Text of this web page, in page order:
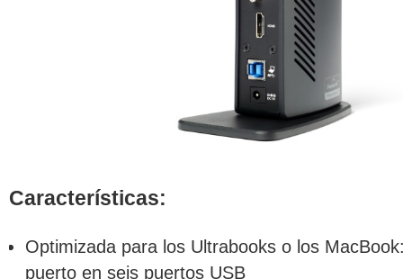
Características:
Optimizada para los Ultrabooks o los
puerto en seis puertos USB